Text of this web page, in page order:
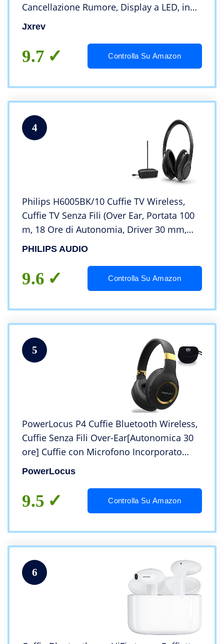
Cancellazione Rumore, Display a LED, in
Ear Cuffie Senza Fili Durata 40 Ore, IPX7
Jxrev
9.7 Controlla Su Amazon
4
Philips H6005BK/10 Cuffie TV Wireless,
Cuffie TV Senza Fili (Over Ear, Portata 100
m, 18 Ore di Autonomia, Driver 30 mm,
Isolamento Acustico Passivo, Fascia
PHILIPS AUDIO
9.6 Controlla Su Amazon
5
PowerLocus P4 Cuffie Bluetooth Wireless,
Cuffie Senza Fili Over-Ear[Autonomica 30
ore] Cuffie con Microfono Incorporato
Cuffie Chiuse Bluetooth Auricolare per
PowerLocus
9.5 Controlla Su Amazon
6